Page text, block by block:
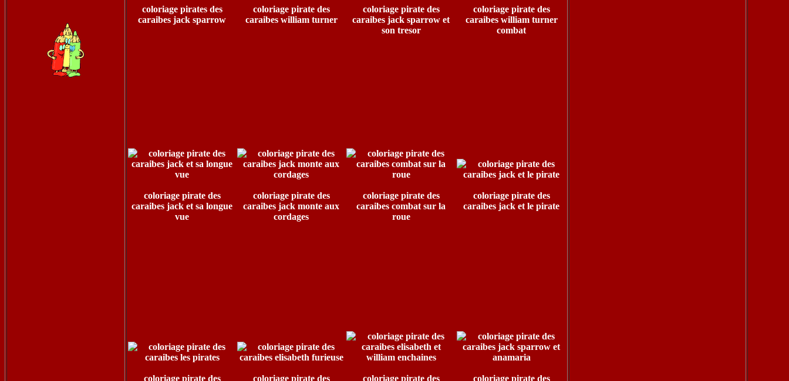
coloriage pirates des
caraibes jack sparrow
coloriage pirate des
caraibes william turner
coloriage pirate des
caraibes jack sparrow et
son tresor
coloriage pirate des
caraibes william turner
combat
coloriage pirate des
caraibes jack et sa longue
vue
coloriage pirate des
caraibes jack monte aux
cordages
coloriage pirate des
caraibes combat sur la
roue
coloriage pirate des
caraibes jack et le pirate
coloriage pirate des coloriage pirate des coloriage pirate des coloriage pirate des